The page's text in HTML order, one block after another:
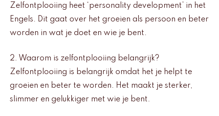
Zelfontplooiing heet ‘personality development’ in het
Engels. Dit gaat over het groeien als persoon en beter
worden in wat je doet en wie je bent.
2. Waarom is zelfontplooiing belangrijk?
Zelfontplooiing is belangrijk omdat het je helpt te
groeien en beter te worden. Het maakt je sterker,
slimmer en gelukkiger met wie je bent.